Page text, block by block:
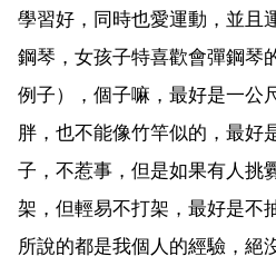
學習好，同時也愛運動，並且
鋼琴，女孩子特喜歡會彈鋼琴
例子），個子嘛，最好是一公
胖，也不能像竹竿似的，最好
子，不惹事，但是如果有人挑
架，但輕易不打架，最好是不
所說的都是我個人的經驗，絕